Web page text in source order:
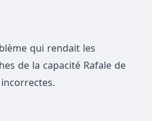
qui rendait les
de la capacité Rafale de